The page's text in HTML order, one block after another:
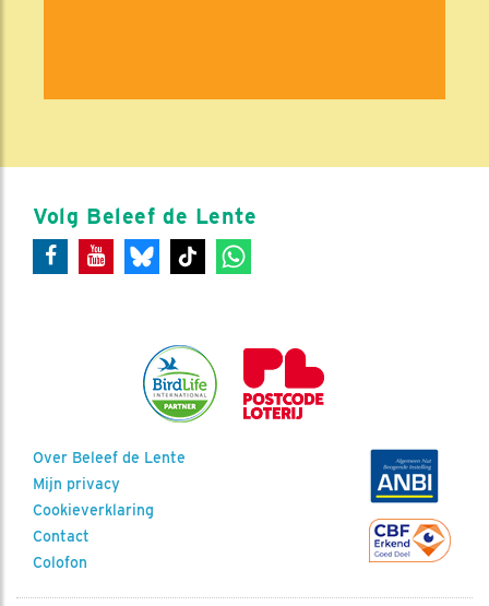
Volg Beleef de Lente
Over Beleef de Lente
Mijn privacy
Cookieverklaring
Contact
Colofon